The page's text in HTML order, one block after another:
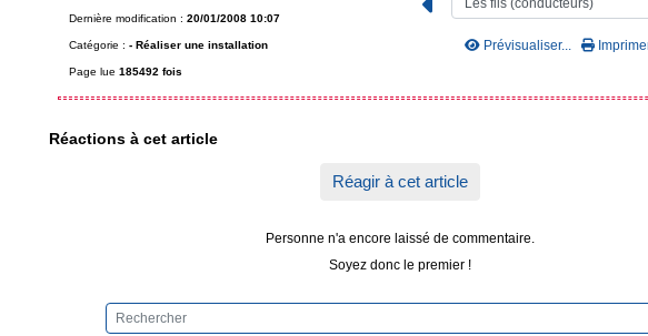
Dernière modification : 20/01/2008 10:07
Catégorie : - Réaliser une installation
Page lue 185492 fois
Prévisualiser...
Réactions à cet article
Réagir à cet article
Personne n'a encore laissé de commentaire.
Soyez donc le premier !